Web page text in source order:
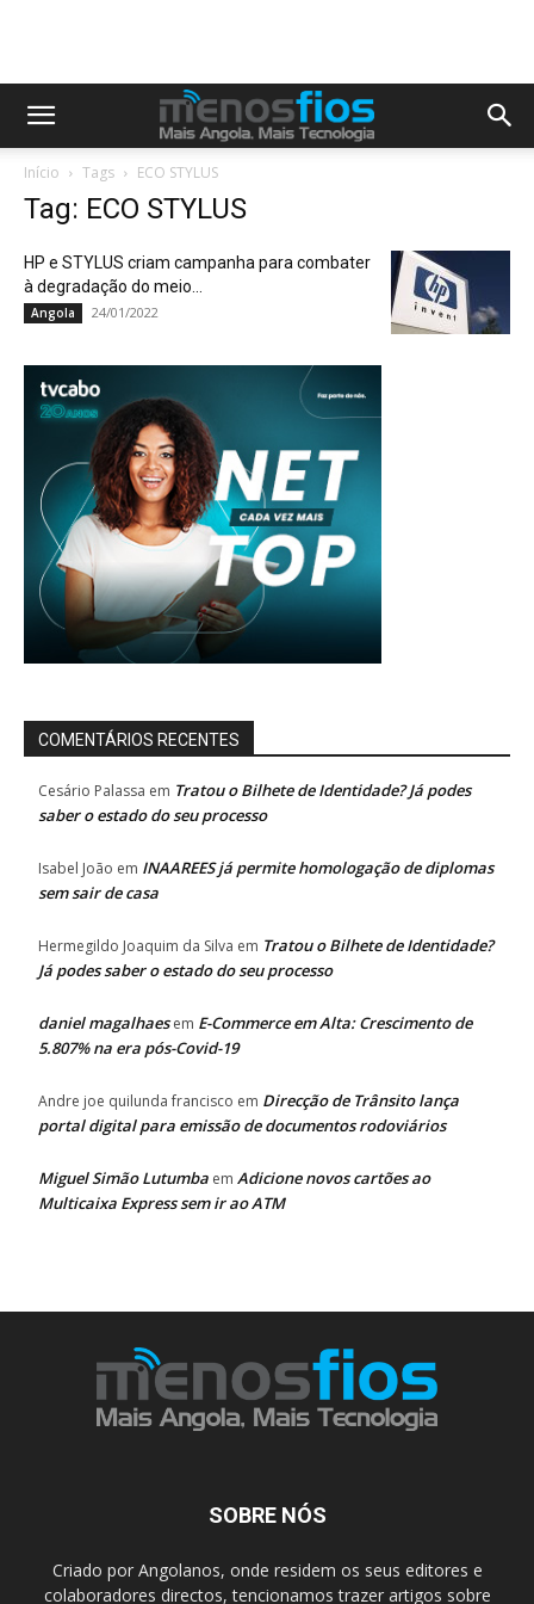
Início Tags ECO STYLUS
Tag: ECO STYLUS
HP e STYLUS criam campanha para combater
à degradação do meio...
Angola 24/01/2022
COMENTÁRIOS RECENTES
Cesário Palassa em Tratou o Bilhete de Identidade? Já podes
saber o estado do seu processo
Isabel João em INAAREES já permite homologação de diplomas
sem sair de casa
Hermegildo Joaquim da Silva em Tratou o Bilhete de Identidade?
Já podes saber o estado do seu processo
daniel magalhaesem E-Commerce em Alta: Crescimento de
5.807% na era pós-Covid-19
Andre joe quilunda francisco em Direcção de Trânsito lança
portal digital para emissão de documentos rodoviários
Miguel Simão Lutumba em Adicione novos cartões ao
Multicaixa Express sem ir ao ATM
SOBRE NÓS
Criado por Angolanos, onde residem os seus editores e
colaboradores directos, tencionamos trazer artigos sobre